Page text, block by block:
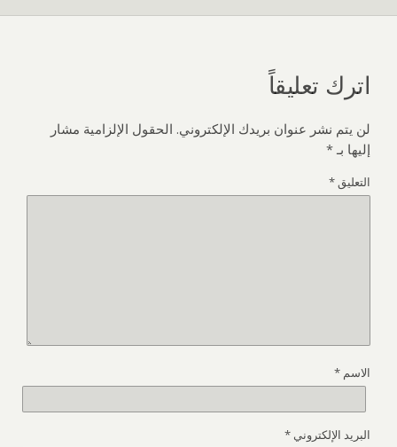
اترك تعليقاً
لن يتم نشر عنوان بريدك الإلكتروني. الحقول الإلزامية مشار
إليها بـ*
التعليق*
الاسم *
البريد الإلكتروني *